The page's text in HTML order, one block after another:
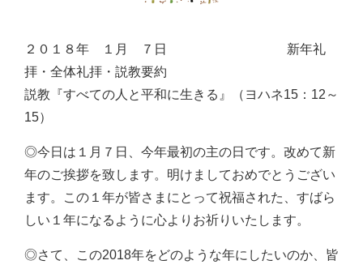
２０１８年 １月 ７日 新年礼
拝・全体礼拝・説教要約
説教『すべての人と平和に生きる』（ヨハネ15：12～
15）
◎今日は１月７日、今年最初の主の日です。改めて新
年のご挨拶を致します。明けましておめでとうござい
ます。この１年が皆さまにとって祝福された、すばら
しい１年になるように心よりお祈りいたします。
◎さて、この2018年をどのような年にしたいのか、皆